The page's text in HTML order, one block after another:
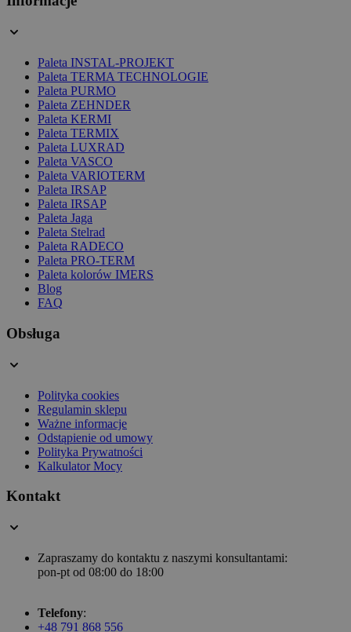
Paleta INSTAL-PROJEKT
Paleta TERMA TECHNOLOGIE
Paleta PURMO
Paleta ZEHNDER
Paleta KERMI
Paleta TERMIX
Paleta LUXRAD
Paleta VASCO
Paleta VARIOTERM
Paleta IRSAP
Paleta IRSAP
Paleta Jaga
Paleta Stelrad
Paleta RADECO
Paleta PRO-TERM
Paleta kolorów IMERS
Blog
FAQ
Obsługa
Polityka cookies
Regulamin sklepu
Ważne informacje
Odstąpienie od umowy
Polityka Prywatności
Kalkulator Mocy
Kontakt
Zapraszamy do kontaktu z naszymi konsultantami:
pon-pt od 08:00 do 18:00
Telefony:
+48 791 868 556